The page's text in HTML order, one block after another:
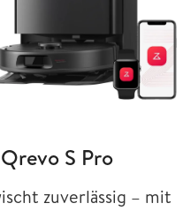
S Pro
zuverlässig – mit